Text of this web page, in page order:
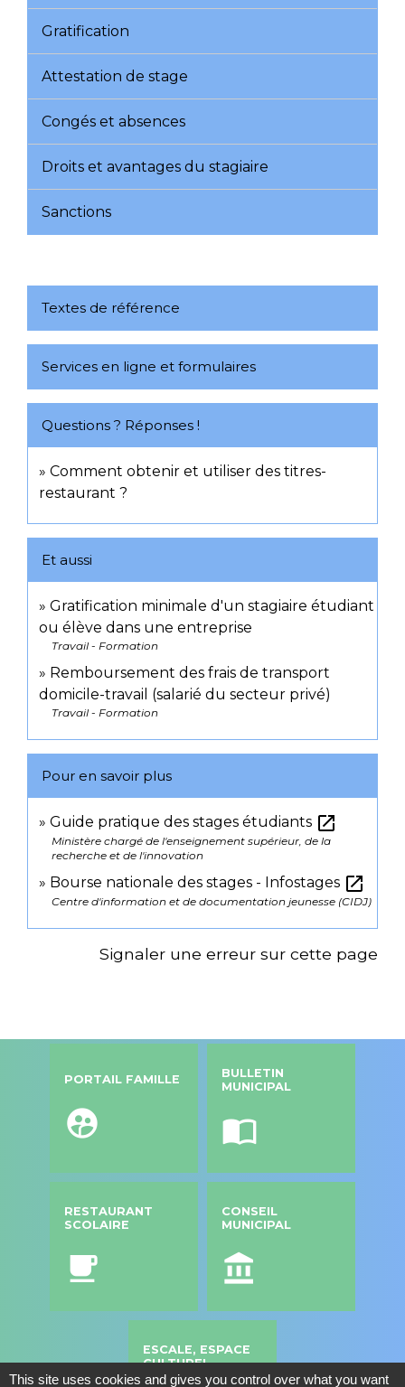
Gratification
Attestation de stage
Congés et absences
Droits et avantages du stagiaire
Sanctions
Textes de référence
Services en ligne et formulaires
Questions ? Réponses !
Comment obtenir et utiliser des titres-
restaurant ?
Et aussi
Gratification minimale d'un stagiaire étudiant
ou élève dans une entreprise
Travail - Formation
Remboursement des frais de transport
domicile-travail (salarié du secteur privé)
Travail - Formation
Pour en savoir plus
Guide pratique des stages étudiants open_in_new
Ministère chargé de l'enseignement supérieur, de la
recherche et de l'innovation
Bourse nationale des stages - Infostages open_in_new
Centre d'information et de documentation jeunesse (CIDJ)
Signaler une erreur sur cette page
PORTAIL FAMILLE
supervised_user_circle
BULLETIN
MUNICIPAL
import_contacts
RESTAURANT
SCOLAIRE
local_cafe
CONSEIL
MUNICIPAL
account_balance
ESCALE, ESPACE
CULTUREL
This site uses cookies and gives you control over what you want